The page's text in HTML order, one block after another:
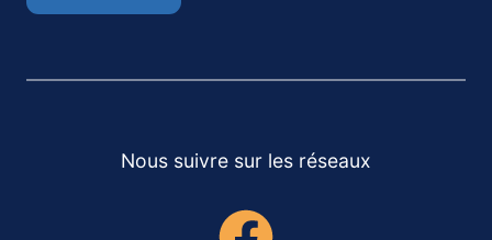
Nous suivre sur les réseaux